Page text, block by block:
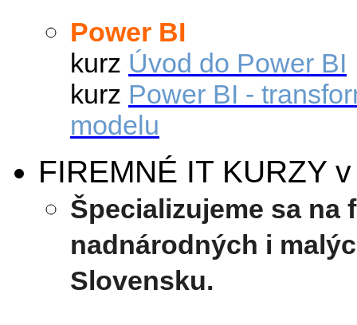
Power BI
kurz Úvod do Power BI
kurz Power BI -
modelu
FIREMNÉ IT KURZY
Špecializujeme sa na
nadnárodných i
Slovensku.